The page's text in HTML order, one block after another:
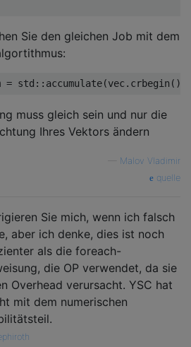
Sie den gleichen Job mit dem
= std :: accumulate(vec . crbegin (),
muss gleich sein und nur die
Ihres Vektors ändern
Malov Vladimir
quelle
Sie mich, wenn ich falsch
aber ich denke, dies ist noch
als die foreach-
die OP verwendet, da sie
Overhead verursacht. YSC hat
mit dem numerischen